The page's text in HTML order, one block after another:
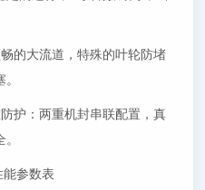
畅的大流道，特殊的叶轮防堵
。
护：两重机封串联配置，真
。
能参数表